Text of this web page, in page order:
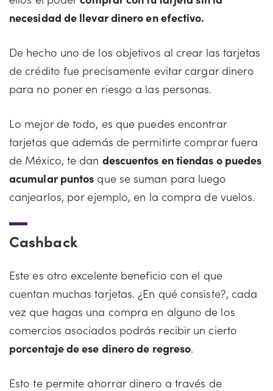
necesidad de llevar dinero en efectivo.
De hecho uno de los objetivos al crear las tarjetas
de crédito fue precisamente evitar cargar dinero
para no poner en riesgo a las personas.
Lo mejor de todo, es que puedes encontrar
tarjetas que además de permitirte comprar fuera
de México, te dan descuentos en tiendas o puedes
acumular puntos que se suman para luego
canjearlos, por ejemplo, en la compra de vuelos.
Cashback
Este es otro excelente beneficio con el que
cuentan muchas tarjetas. ¿En qué consiste?, cada
vez que hagas una compra en alguno de los
comercios asociados podrás recibir un cierto
porcentaje de ese dinero de regreso.
Esto te permite ahorrar dinero a través de